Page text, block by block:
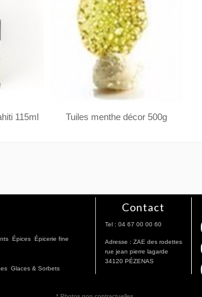
115ml Tuiles menthe décor 500g
Épices Épicerie fine
Glaces & Sorbets
Contact
Tel : 04 67 00 00 60
Adresse : ZAE des rodettes
rue jean pierre lagarde
34120 PÉZENAS